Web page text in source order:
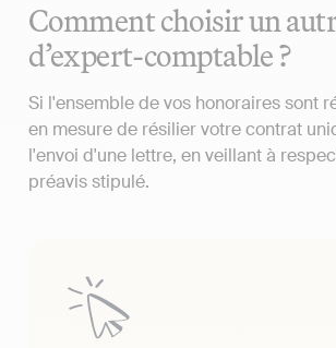
Comment choisir un
d’expert-comptable ?
Si l'ensemble de vos honoraires sont
en mesure de résilier votre contrat
l'envoi d'une lettre, en veillant à
préavis stipulé.